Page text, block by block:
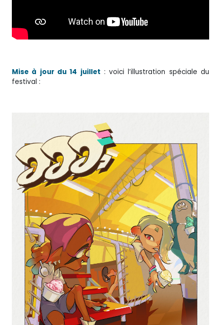
Mise à jour du 14 juillet : voici l’illustration spéciale du
festival :